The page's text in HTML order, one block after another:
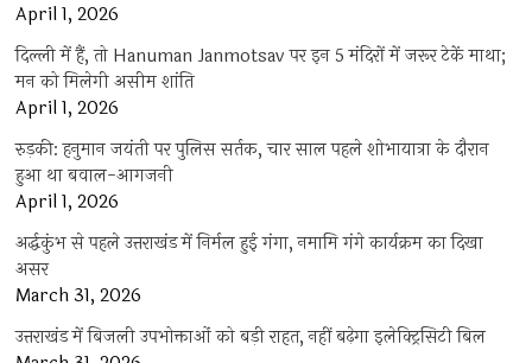
April 1, 2026
दिल्ली में हैं, तो Hanuman Janmotsav पर इन 5 मंदिरों में जरूर टेकें माथा;
मन को मिलेगी असीम शांति
April 1, 2026
रुड़की: हनुमान जयंती पर पुलिस सर्तक, चार साल पहले शोभायात्रा के दौरान
हुआ था बवाल-आगजनी
April 1, 2026
अर्द्धकुंभ से पहले उत्तराखंड में निर्मल हुई गंगा, नमामि गंगे कार्यक्रम का दिखा
असर
March 31, 2026
उत्तराखंड में बिजली उपभोक्ताओं को बड़ी राहत, नहीं बढ़ेगा इलेक्ट्रिसिटी बिल